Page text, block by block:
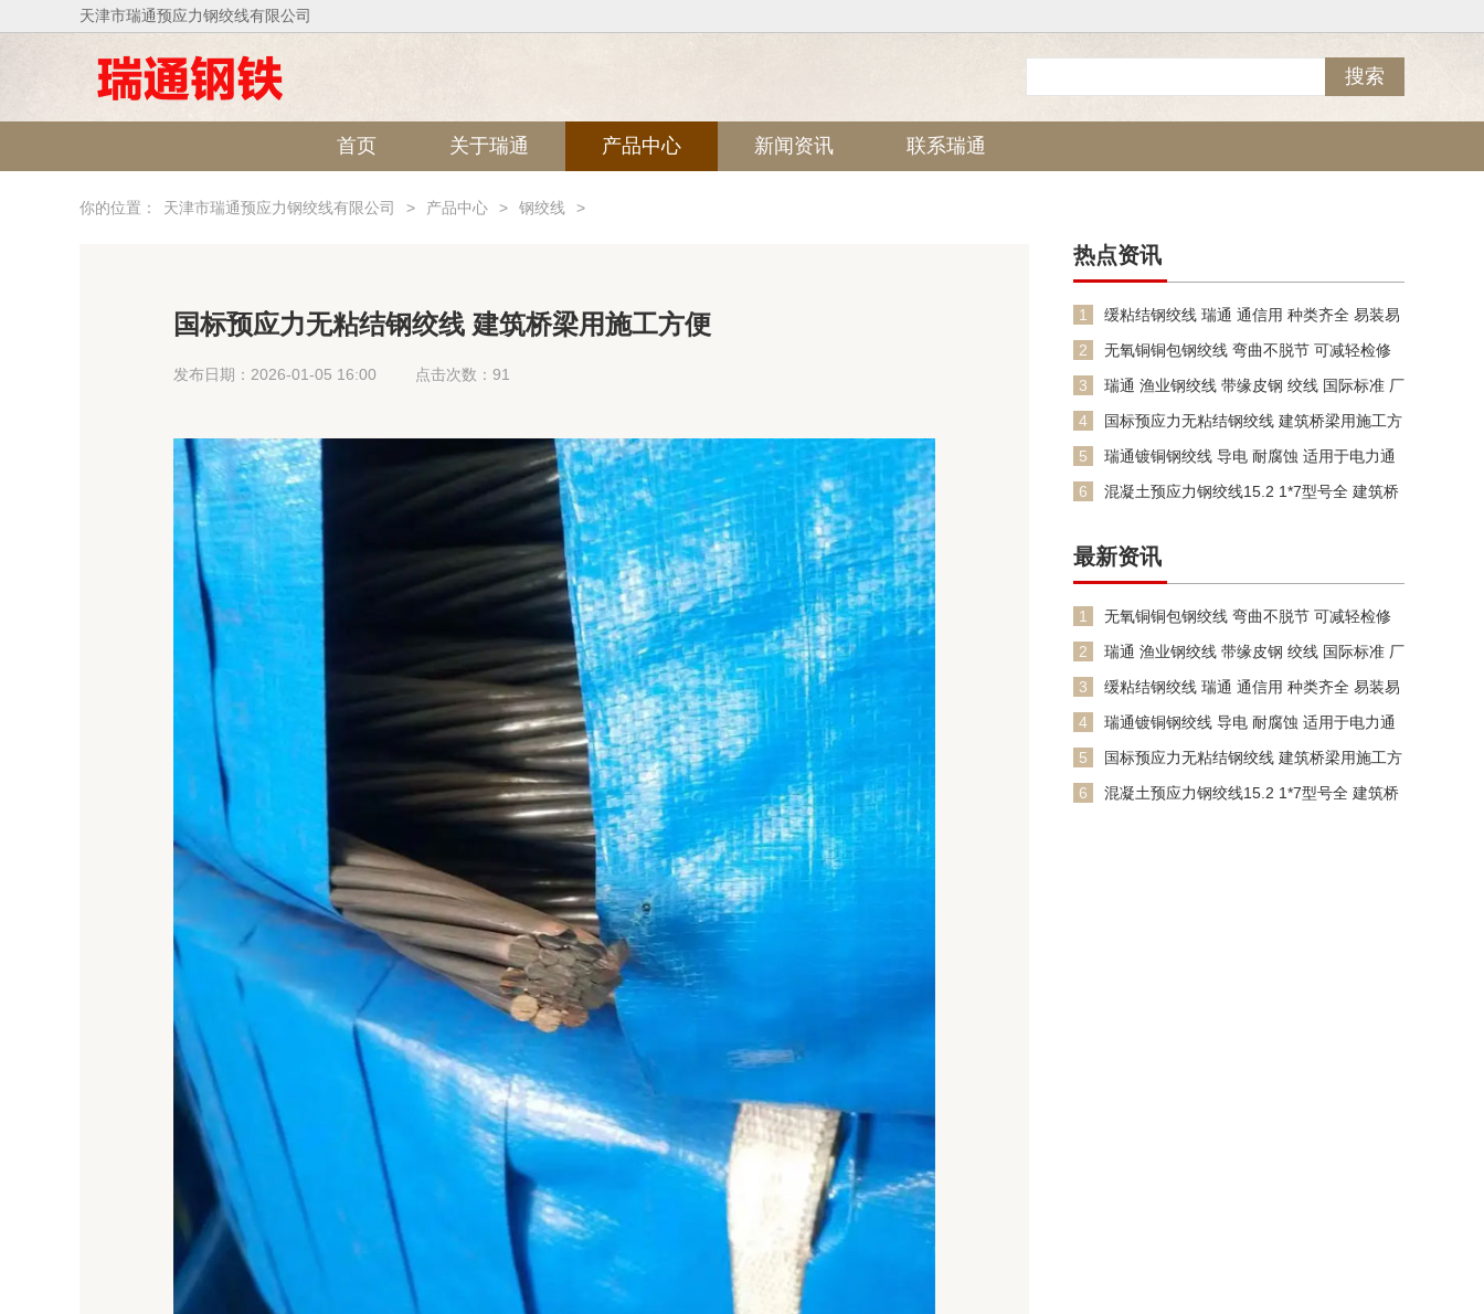
天津市瑞通预应力钢绞线有限公司
首页 关于瑞通 产品中心 新闻资讯 联系瑞通
你的位置： 天津市瑞通预应力钢绞线有限公司 > 产品中心 > 钢绞线 >
国标预应力无粘结钢绞线 建筑桥梁用施工方便
发布日期：2026-01-05 16:00 点击次数：91
热点资讯
1
缓粘结钢绞线 瑞通 通信用 种类齐全 易装易
2
无氧铜铜包钢绞线 弯曲不脱节 可减轻检修
3
瑞通 渔业钢绞线 带缘皮钢 绞线 国际标准 厂
4
国标预应力无粘结钢绞线 建筑桥梁用施工方
5
瑞通镀铜钢绞线 导电 耐腐蚀 适用于电力通
6
混凝土预应力钢绞线15.2 1*7型号全 建筑桥
最新资讯
1
无氧铜铜包钢绞线 弯曲不脱节 可减轻检修
2
瑞通 渔业钢绞线 带缘皮钢 绞线 国际标准 厂
3
缓粘结钢绞线 瑞通 通信用 种类齐全 易装易
4
瑞通镀铜钢绞线 导电 耐腐蚀 适用于电力通
5
国标预应力无粘结钢绞线 建筑桥梁用施工方
6
混凝土预应力钢绞线15.2 1*7型号全 建筑桥